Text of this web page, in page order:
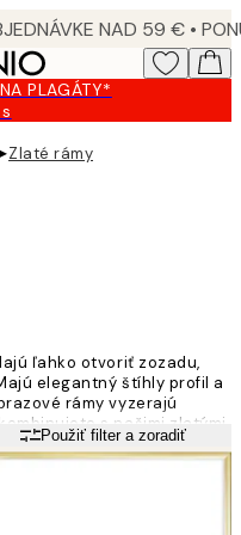
PLAGÁTY*
Zlaté rámy
ľahko otvoriť zozadu,
elegantný štíhly profil a
rámy vyzerajú
s našimi zlatými
Použiť filter a zoradiť